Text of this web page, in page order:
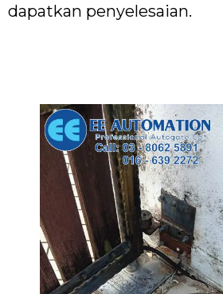
dapatkan penyelesaian.